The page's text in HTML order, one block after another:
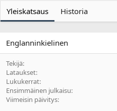
j
ä
i
ä
ä
r
Yleiskatsaus Historia
Englanninkielinen
Tekijä
Lataukset
Lukukerrat
Ensimmäinen julkaisu
Viimeisin päivitys